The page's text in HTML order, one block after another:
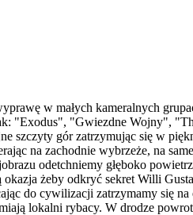
w małych kameralnych
"Exodus", "Gwiezdne Wojny",
szczyty gór zatrzymując się w
na zachodnie wybrzeże, na
odetchniemy głęboko
żeby odkryć sekret Willi
do cywilizacji zatrzymamy się
lokalni rybacy. W drodze